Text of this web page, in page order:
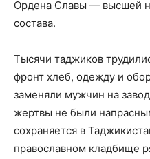
Ордена Славы — высшей
состава.
Тысячи таджиков
фронт хлеб, одежду и
заменяли мужчин на
жертвы не были
сохраняется в
православном кладбище